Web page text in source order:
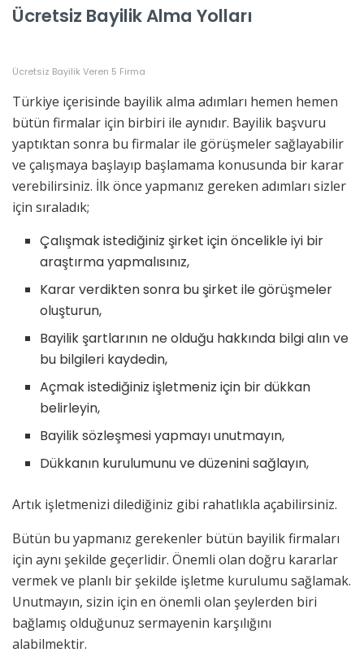
Ücretsiz Bayilik Alma Yolları
Ücretsiz Bayilik Veren 5 Firma
Türkiye içerisinde bayilik alma adımları hemen hemen
bütün firmalar için birbiri ile aynıdır. Bayilik başvuru
yaptıktan sonra bu firmalar ile görüşmeler sağlayabilir
ve çalışmaya başlayıp başlamama konusunda bir karar
verebilirsiniz. İlk önce yapmanız gereken adımları sizler
için sıraladık;
Çalışmak istediğiniz şirket için öncelikle iyi bir
araştırma yapmalısınız,
Karar verdikten sonra bu şirket ile görüşmeler
oluşturun,
Bayilik şartlarının ne olduğu hakkında bilgi alın ve
bu bilgileri kaydedin,
Açmak istediğiniz işletmeniz için bir dükkan
belirleyin,
Bayilik sözleşmesi yapmayı unutmayın,
Dükkanın kurulumunu ve düzenini sağlayın,
Artık işletmenizi dilediğiniz gibi rahatlıkla açabilirsiniz.
Bütün bu yapmanız gerekenler bütün bayilik firmaları
için aynı şekilde geçerlidir. Önemli olan doğru kararlar
vermek ve planlı bir şekilde işletme kurulumu sağlamak.
Unutmayın, sizin için en önemli olan şeylerden biri
bağlamış olduğunuz sermayenin karşılığını
alabilmektir.